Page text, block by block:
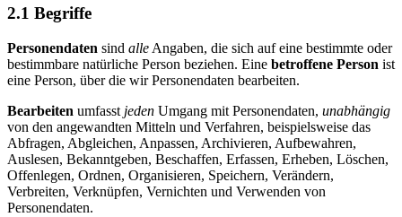
2.1 Begriffe
Personendaten sind alle Angaben, die sich auf eine bestimmte oder
bestimmbare natürliche Person beziehen. Eine betroffene Person ist
eine Person, über die wir Personendaten bearbeiten.
Bearbeiten umfasst jeden Umgang mit Personendaten, unabhängig
von den angewandten Mitteln und Verfahren, beispielsweise das
Abfragen, Abgleichen, Anpassen, Archivieren, Aufbewahren,
Auslesen, Bekanntgeben, Beschaffen, Erfassen, Erheben, Löschen,
Offenlegen, Ordnen, Organisieren, Speichern, Verändern,
Verbreiten, Verknüpfen, Vernichten und Verwenden von
Personendaten.